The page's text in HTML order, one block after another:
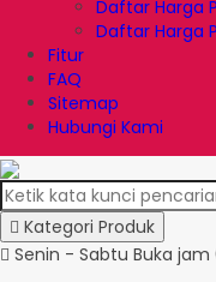
Daftar Harga
Daftar Harga
Fitur
FAQ
Sitemap
Hubungi Kami
Kategori Produk
Senin - Sabtu Buka